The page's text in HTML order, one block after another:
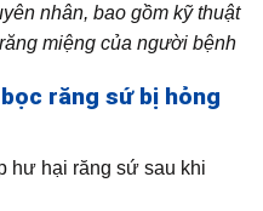
nhân, bao gồm kỹ thuật
miệng của người bệnh
răng sứ bị hỏng
hư hại răng sứ sau khi